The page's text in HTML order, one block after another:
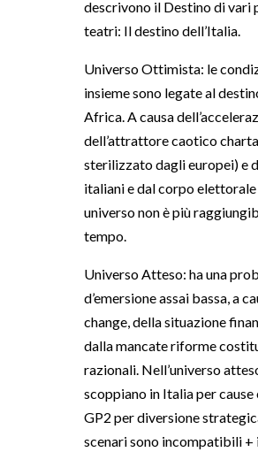
descrivono il Destino di vari
teatri: Il destino dell’Italia.
Universo Ottimista: le
insieme sono legate al
Africa. A causa
dell’attrattore caotico
sterilizzato dagli europei) e
italiani e dal corpo
universo non è più
tempo.
Universo Atteso: ha una
d’emersione assai bassa, a
change, della situazione
dalla mancate riforme
razionali. Nell’universo
scoppiano in Italia per cause
GP2 per diversione
scenari sono incompatibili +